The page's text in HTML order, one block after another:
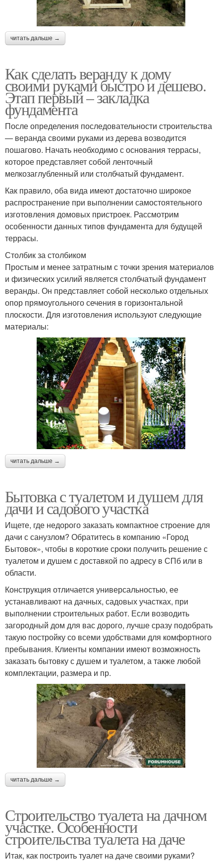
читать дальше →
Как сделать веранду к дому
своими руками быстро и дешево.
Этап первый – закладка
фундамента
После определения последовательности строительства
— веранда своими руками из дерева возводится
пошагово. Начать необходимо с основания террасы,
которое представляет собой ленточный
мелкозаглубленный или столбчатый фундамент.
Как правило, оба вида имеют достаточно широкое
распространение при выполнении самостоятельного
изготовления домовых пристроек. Рассмотрим
особенности данных типов фундамента для будущей
террасы.
Столбик за столбиком
Простым и менее затратным с точки зрения материалов
и физических усилий является столбчатый фундамент
веранды. Он представляет собой несколько отдельных
опор прямоугольного сечения в горизонтальной
плоскости. Для изготовления используют следующие
материалы:
читать дальше →
Бытовка с туалетом и душем для
дачи и садового участка
Ищете, где недорого заказать компактное строение для
дачи с санузлом? Обратитесь в компанию «Город
Бытовок», чтобы в короткие сроки получить решение с
туалетом и душем с доставкой по адресу в СПб или в
области.
Конструкция отличается универсальностью, ее
устанавливают на дачных, садовых участках, при
выполнении строительных работ. Если возводить
загородный дом для вас дорого, лучше сразу подобрать
такую постройку со всеми удобствами для комфортного
пребывания. Клиенты компании имеют возможность
заказать бытовку с душем и туалетом, а также любой
комплектации, размера и пр.
читать дальше →
Строительство туалета на дачном
участке. Особенности
строительства туалета на даче
Итак, как построить туалет на даче своими руками?